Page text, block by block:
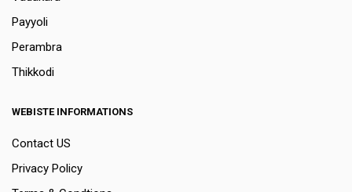
Payyoli
Perambra
Thikkodi
WEBISTE INFORMATIONS
Contact US
Privacy Policy